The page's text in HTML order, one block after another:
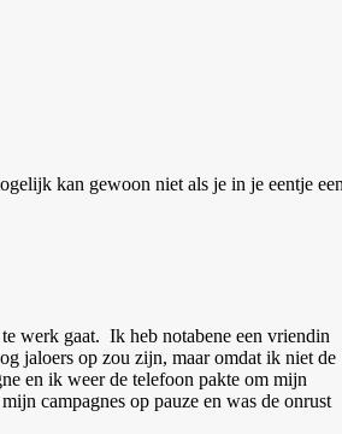
kan gewoon niet als je in je eentje
werk gaat. Ik heb notabene een vriendin
jaloers op zou zijn, maar omdat ik niet de
en ik weer de telefoon pakte om mijn
campagnes op pauze en was de onrust